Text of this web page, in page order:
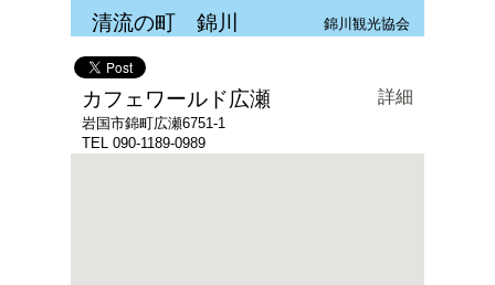
清流の町 錦川 錦川観光協会
カフェワールド広瀬
岩国市錦町広瀬6751-1
TEL 090-1189-0989
詳細